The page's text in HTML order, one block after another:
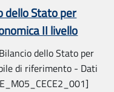
Stato per
II livello
dello Stato per
di riferimento - Dati